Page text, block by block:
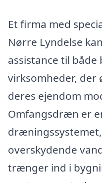
Et firma med
Nørre Lyndelse
assistance til både
virksomheder, der
deres ejendom
Omfangsdræn er
overskydende
trænger ind i